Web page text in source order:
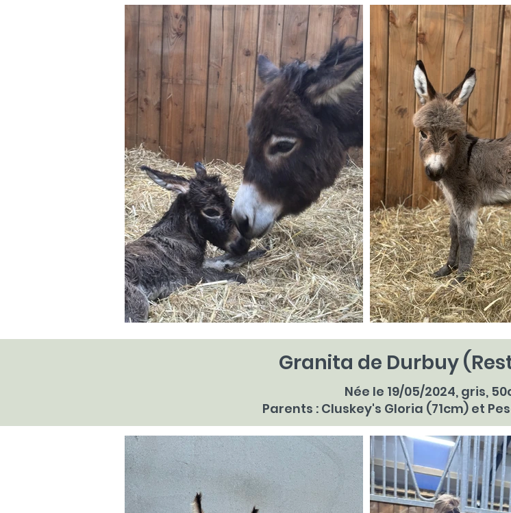
Granita de Durbuy
Née le 19/05/2024, gris,
Parents : Cluskey's Gloria (71cm) et